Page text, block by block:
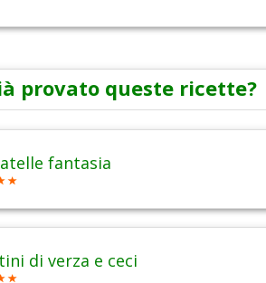
provato queste ricette?
fantasia
di verza e ceci